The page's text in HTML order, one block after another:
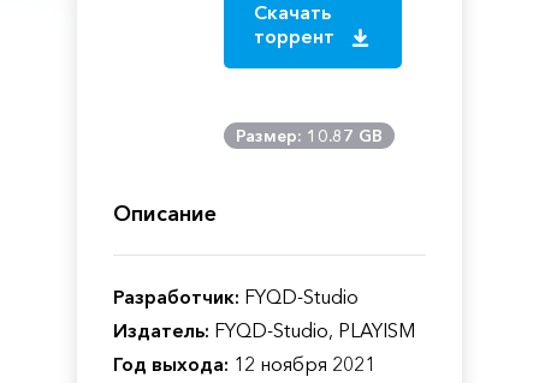
Скачать
торрент
Размер: 10.87 GB
Описание
Разработчик: FYQD-Studio
Издатель: FYQD-Studio, PLAYISM
Год выхода: 12 ноября 2021